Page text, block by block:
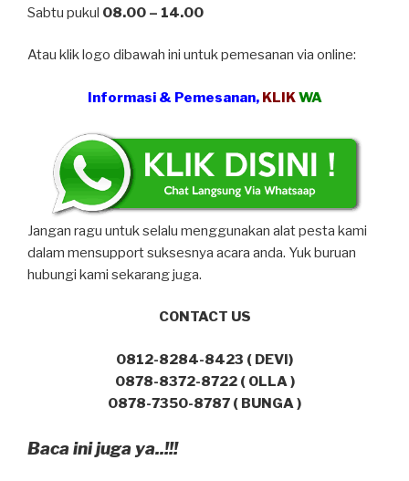
Sabtu pukul 08.00 – 14.00
Atau klik logo dibawah ini untuk pemesanan via online:
Informasi & Pemesanan, KLIKWA
Jangan ragu untuk selalu menggunakan alat pesta kami
dalam mensupport suksesnya acara anda. Yuk buruan
hubungi kami sekarang juga.
CONTACT US
0812-8284-8423 ( DEVI)
0878-8372-8722 ( OLLA )
0878-7350-8787 ( BUNGA )
Baca ini juga ya..!!!